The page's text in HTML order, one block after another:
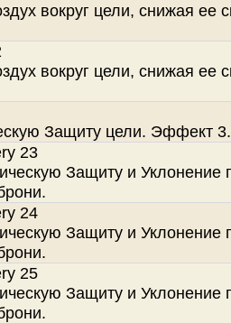
вокруг цели, снижая ее
вокруг цели, снижая ее
Защиту цели. Эффект 3.
23
Защиту и Уклонение
24
Защиту и Уклонение
25
Защиту и Уклонение